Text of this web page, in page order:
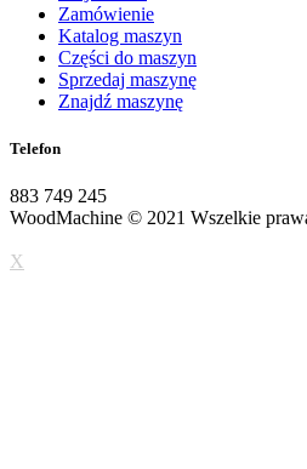
Zamówienie
Katalog maszyn
Części do maszyn
Sprzedaj maszynę
Znajdź maszynę
Telefon
883 749 245
WoodMachine © 2021 Wszelkie
X